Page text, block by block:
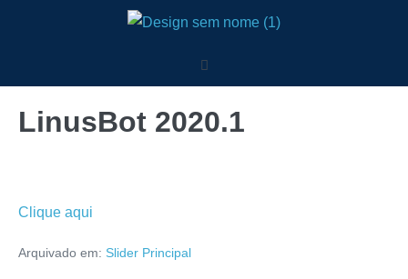
LinusBot 2020.1
Clique aqui
Arquivado em: Slider Principal